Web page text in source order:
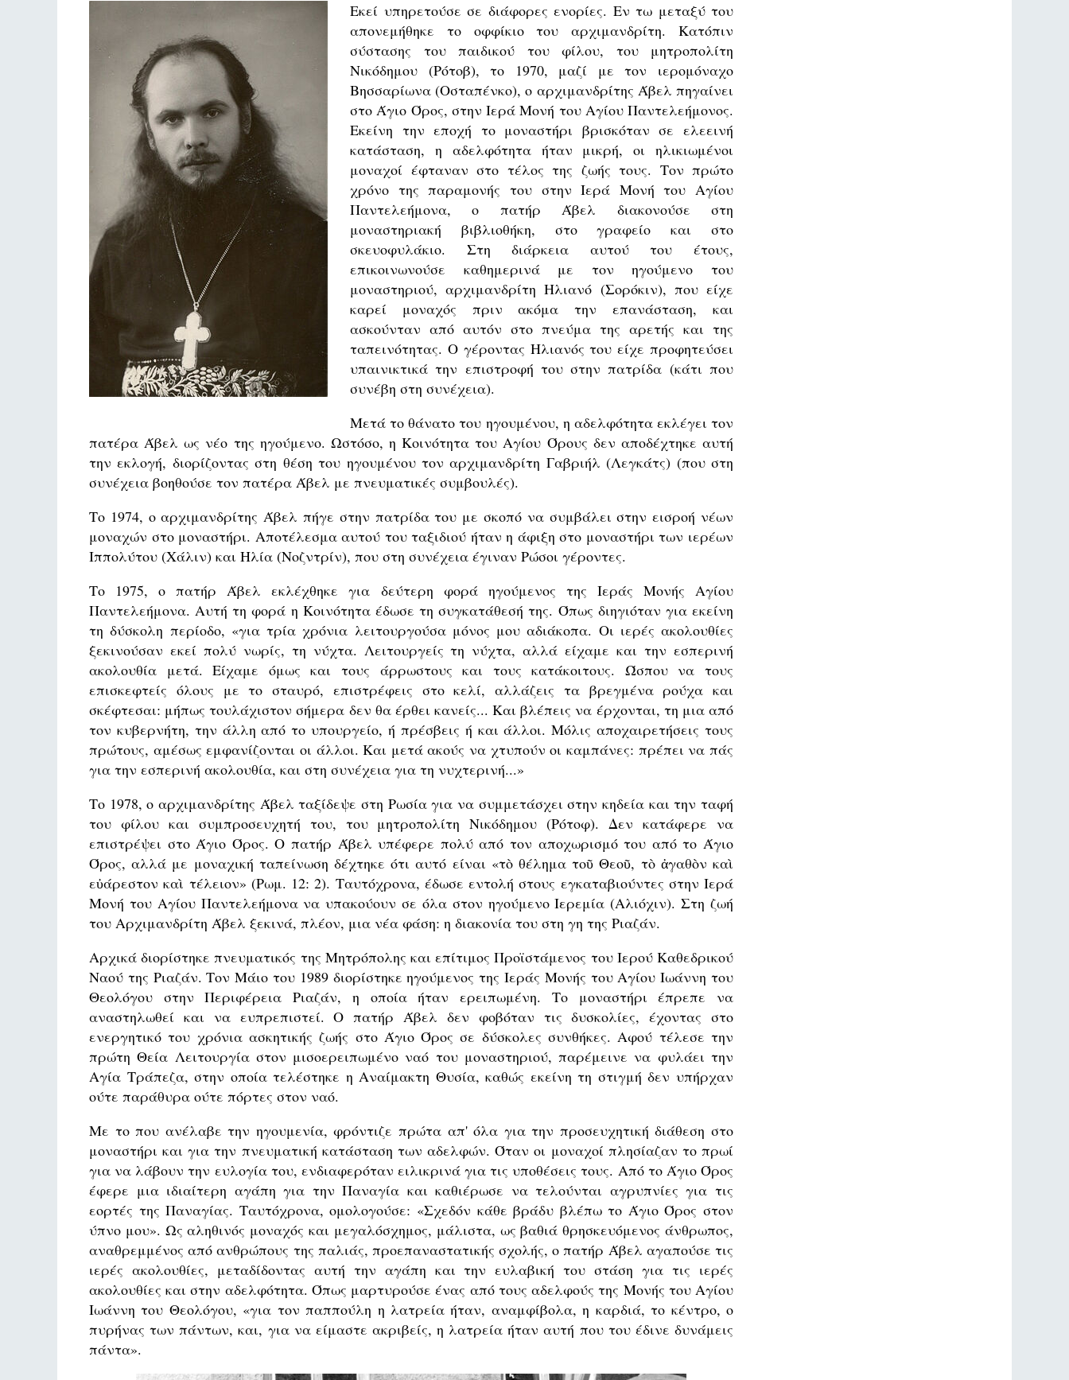
Εκεί υπηρετούσε σε διάφορες ενορίες. Εν τω μεταξύ του
απονεμήθηκε το οφφίκιο του αρχιμανδρίτη. Κατόπιν
σύστασης του παιδικού του φίλου, του μητροπολίτη
Νικόδημου (Ρότοβ), το 1970, μαζί με τον ιερομόναχο
Βησσαρίωνα (Οσταπένκο), ο αρχιμανδρίτης Άβελ πηγαίνει
στο Άγιο Όρος, στην Ιερά Μονή του Αγίου Παντελεήμονος.
Εκείνη την εποχή το μοναστήρι βρισκόταν σε ελεεινή
κατάσταση, η αδελφότητα ήταν μικρή, οι ηλικιωμένοι
μοναχοί έφταναν στο τέλος της ζωής τους. Τον πρώτο
χρόνο της παραμονής του στην Ιερά Μονή του Αγίου
Παντελεήμονα, ο πατήρ Άβελ διακονούσε στη
μοναστηριακή βιβλιοθήκη, στο γραφείο και στο
σκευοφυλάκιο. Στη διάρκεια αυτού του έτους,
επικοινωνούσε καθημερινά με τον ηγούμενο του
μοναστηριού, αρχιμανδρίτη Ηλιανό (Σορόκιν), που είχε
καρεί μοναχός πριν ακόμα την επανάσταση, και
ασκούνταν από αυτόν στο πνεύμα της αρετής και της
ταπεινότητας. Ο γέροντας Ηλιανός του είχε προφητεύσει
υπαινικτικά την επιστροφή του στην πατρίδα (κάτι που
συνέβη στη συνέχεια).
Μετά το θάνατο του ηγουμένου, η αδελφότητα εκλέγει τον
πατέρα Άβελ ως νέο της ηγούμενο. Ωστόσο, η Κοινότητα του Αγίου Όρους δεν αποδέχτηκε αυτή
την εκλογή, διορίζοντας στη θέση του ηγουμένου τον αρχιμανδρίτη Γαβριήλ (Λεγκάτς) (που στη
συνέχεια βοηθούσε τον πατέρα Άβελ με πνευματικές συμβουλές).
Το 1974, ο αρχιμανδρίτης Άβελ πήγε στην πατρίδα του με σκοπό να συμβάλει στην εισροή νέων
μοναχών στο μοναστήρι. Αποτέλεσμα αυτού του ταξιδιού ήταν η άφιξη στο μοναστήρι των ιερέων
Ιππολύτου (Χάλιν) και Ηλία (Νοζντρίν), που στη συνέχεια έγιναν Ρώσοι γέροντες.
Το 1975, ο πατήρ Άβελ εκλέχθηκε για δεύτερη φορά ηγούμενος της Ιεράς Μονής Αγίου
Παντελεήμονα. Αυτή τη φορά η Κοινότητα έδωσε τη συγκατάθεσή της. Όπως διηγιόταν για εκείνη
τη δύσκολη περίοδο, «για τρία χρόνια λειτουργούσα μόνος μου αδιάκοπα. Οι ιερές ακολουθίες
ξεκινούσαν εκεί πολύ νωρίς, τη νύχτα. Λειτουργείς τη νύχτα, αλλά είχαμε και την εσπερινή
ακολουθία μετά. Είχαμε όμως και τους άρρωστους και τους κατάκοιτους. Ώσπου να τους
επισκεφτείς όλους με το σταυρό, επιστρέφεις στο κελί, αλλάζεις τα βρεγμένα ρούχα και
σκέφτεσαι: μήπως τουλάχιστον σήμερα δεν θα έρθει κανείς... Και βλέπεις να έρχονται, τη μια από
τον κυβερνήτη, την άλλη από το υπουργείο, ή πρέσβεις ή και άλλοι. Μόλις αποχαιρετήσεις τους
πρώτους, αμέσως εμφανίζονται οι άλλοι. Και μετά ακούς να χτυπούν οι καμπάνες: πρέπει να πάς
για την εσπερινή ακολουθία, και στη συνέχεια για τη νυχτερινή...»
Το 1978, ο αρχιμανδρίτης Άβελ ταξίδεψε στη Ρωσία για να συμμετάσχει στην κηδεία και την ταφή
του φίλου και συμπροσευχητή του, του μητροπολίτη Νικόδημου (Ρότοφ). Δεν κατάφερε να
επιστρέψει στο Άγιο Όρος. Ο πατήρ Άβελ υπέφερε πολύ από τον αποχωρισμό του από το Άγιο
Όρος, αλλά με μοναχική ταπείνωση δέχτηκε ότι αυτό είναι «τὸ θέλημα τοῦ Θεοῦ, τὸ ἀγαθὸν καὶ
εὐάρεστον καὶ τέλειον» (Ρωμ. 12: 2). Ταυτόχρονα, έδωσε εντολή στους εγκαταβιούντες στην Ιερά
Μονή του Αγίου Παντελεήμονα να υπακούουν σε όλα στον ηγούμενο Ιερεμία (Αλιόχιν). Στη ζωή
του Αρχιμανδρίτη Άβελ ξεκινά, πλέον, μια νέα φάση: η διακονία του στη γη της Ριαζάν.
Αρχικά διορίστηκε πνευματικός της Μητρόπολης και επίτιμος Προϊστάμενος του Ιερού Καθεδρικού
Ναού της Ριαζάν. Τον Μάιο του 1989 διορίστηκε ηγούμενος της Ιεράς Μονής του Αγίου Ιωάννη του
Θεολόγου στην Περιφέρεια Ριαζάν, η οποία ήταν ερειπωμένη. Το μοναστήρι έπρεπε να
αναστηλωθεί και να ευπρεπιστεί. Ο πατήρ Άβελ δεν φοβόταν τις δυσκολίες, έχοντας στο
ενεργητικό του χρόνια ασκητικής ζωής στο Άγιο Όρος σε δύσκολες συνθήκες. Αφού τέλεσε την
πρώτη Θεία Λειτουργία στον μισοερειπωμένο ναό του μοναστηριού, παρέμεινε να φυλάει την
Αγία Τράπεζα, στην οποία τελέστηκε η Αναίμακτη Θυσία, καθώς εκείνη τη στιγμή δεν υπήρχαν
ούτε παράθυρα ούτε πόρτες στον ναό.
Με το που ανέλαβε την ηγουμενία, φρόντιζε πρώτα απ' όλα για την προσευχητική διάθεση στο
μοναστήρι και για την πνευματική κατάσταση των αδελφών. Όταν οι μοναχοί πλησίαζαν το πρωί
για να λάβουν την ευλογία του, ενδιαφερόταν ειλικρινά για τις υποθέσεις τους. Από το Άγιο Όρος
έφερε μια ιδιαίτερη αγάπη για την Παναγία και καθιέρωσε να τελούνται αγρυπνίες για τις
εορτές της Παναγίας. Ταυτόχρονα, ομολογούσε: «Σχεδόν κάθε βράδυ βλέπω το Άγιο Όρος στον
ύπνο μου». Ως αληθινός μοναχός και μεγαλόσχημος, μάλιστα, ως βαθιά θρησκευόμενος άνθρωπος,
αναθρεμμένος από ανθρώπους της παλιάς, προεπαναστατικής σχολής, ο πατήρ Άβελ αγαπούσε τις
ιερές ακολουθίες, μεταδίδοντας αυτή την αγάπη και την ευλαβική του στάση για τις ιερές
ακολουθίες και στην αδελφότητα. Όπως μαρτυρούσε ένας από τους αδελφούς της Μονής του Αγίου
Ιωάννη του Θεολόγου, «για τον παππούλη η λατρεία ήταν, αναμφίβολα, η καρδιά, το κέντρο, ο
πυρήνας των πάντων, και, για να είμαστε ακριβείς, η λατρεία ήταν αυτή που του έδινε δυνάμεις
πάντα».